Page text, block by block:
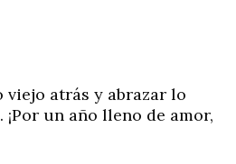
viejo atrás y abrazar lo
un año lleno de amor,